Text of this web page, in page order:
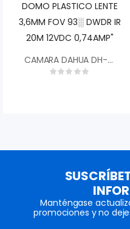
CAMARA DAHUA DH-HAC-T1A21N-0360B 4 EN 1 1/2,7 CMOS 1080P 2MP TIPO DOMO PLASTICO LENTE 3,6MM FOV 93░ DWDR IR 20M 12VDC 0,74AMP»
Manténgase
promociones y no